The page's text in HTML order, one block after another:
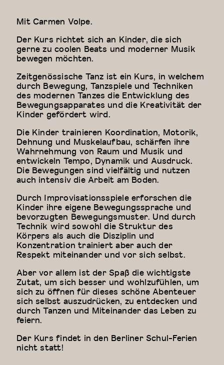
Mit Carmen Volpe.
Der Kurs richtet sich an Kinder, die sich
gerne zu coolen Beats und moderner Musik
bewegen möchten.
Zeitgenössische Tanz ist ein Kurs, in welchem
durch Bewegung, Tanzspiele und Techniken
des modernen Tanzes die Entwicklung des
Bewegungsapparates und die Kreativität der
Kinder gefördert wird.
Die Kinder trainieren Koordination, Motorik,
Dehnung und Muskelaufbau, schärfen ihre
Wahrnehmung von Raum und Musik und
entwickeln Tempo, Dynamik und Ausdruck.
Die Bewegungen sind vielfältig und nutzen
auch intensiv die Arbeit am Boden.
Durch Improvisationsspiele erforschen die
Kinder ihre eigene Bewegungssprache und
bevorzugten Bewegungsmuster. Und durch
Technik wird sowohl die Struktur des
Körpers als auch die Disziplin und
Konzentration trainiert aber auch der
Respekt miteinander und vor sich selbst.
Aber vor allem ist der Spaß die wichtigste
Zutat, um sich besser und wohlzufühlen, um
sich zu öffnen für dieses schöne Abenteuer
sich selbst auszudrücken, zu entdecken und
durch Tanzen und Miteinander das Leben zu
feiern.
Der Kurs findet in den Berliner Schul-Ferien
nicht statt!